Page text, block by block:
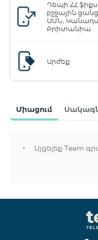
Դեպի ՀՀ
բջջային
ԱՄՆ,
Բրիտանիա
Արժեք
Միացում
Այցելեք Team